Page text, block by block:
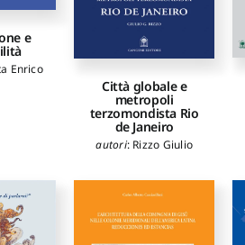
e
Enrico
Città globale e
metropoli
terzomondista Rio
de Janeiro
autori: Rizzo Giulio